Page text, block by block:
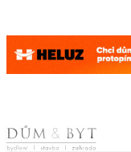
Skip to content